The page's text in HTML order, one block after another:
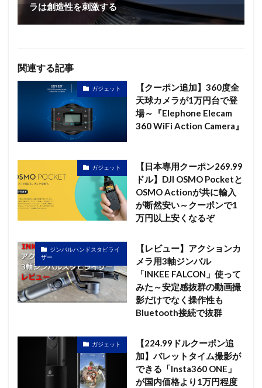
ラは創造性を刺激する
関連する記事
ガジェット
【クーポン追加】360度全
天球カメラが1万円台で登
場～『Elephone Elecam
360 WiFi Action Camera』
ガジェット
【日本専用クーポン269.99
ドル】DJI OSMO Pocketと
OSMO Actionが共に輸入
が断然安い～クーポンで1
万円以上安くなるぞ
ジンバルハンドスタビライ
ザー
【レビュー】アクションカ
メラ用3軸ジンバル
「INKEE FALCON」使って
みた～安定感抜群の動画撮
影だけでなく操作性も
Bluetooth接続で抜群
ガジェット
【224.99ドルクーポン追
加】バレットタイム撮影が
できる「Insta360 ONE」
が国内価格より1万円程度